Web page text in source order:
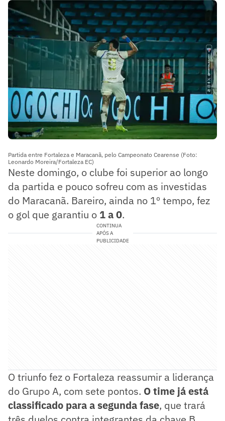
Partida entre Fortaleza e Maracanã, pelo Campeonato Cearense (Foto:
Leonardo Moreira/Fortaleza EC)
Neste domingo, o clube foi superior ao longo
da partida e pouco sofreu com as investidas
do Maracanã. Bareiro, ainda no 1º tempo, fez
o gol que garantiu o 1 a 0.
CONTINUA
APÓS A
PUBLICIDADE
O triunfo fez o Fortaleza reassumir a liderança
do Grupo A, com sete pontos. O time já está
classificado para a segunda fase, que trará